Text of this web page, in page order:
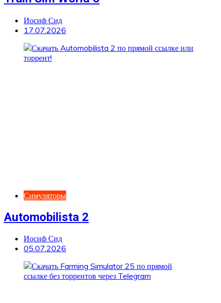
Иосиф Сид
17.07.2026
Симуляторы
Automobilista 2
Иосиф Сид
05.07.2026